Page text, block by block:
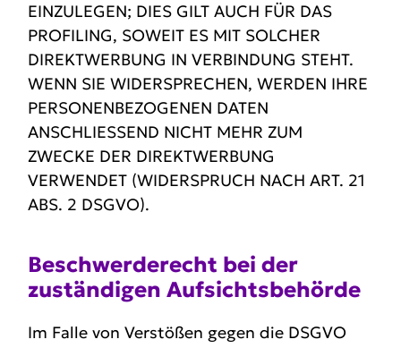
EINZULEGEN; DIES GILT AUCH FÜR DAS
PROFILING, SOWEIT ES MIT SOLCHER
DIREKTWERBUNG IN VERBINDUNG STEHT.
WENN SIE WIDERSPRECHEN, WERDEN IHRE
PERSONENBEZOGENEN DATEN
ANSCHLIESSEND NICHT MEHR ZUM
ZWECKE DER DIREKTWERBUNG
VERWENDET (WIDERSPRUCH NACH ART. 21
ABS. 2 DSGVO).
Beschwerde­recht bei der
zustän­digen Aufsichts­behörde
Im Falle von Verstößen gegen die DSGVO